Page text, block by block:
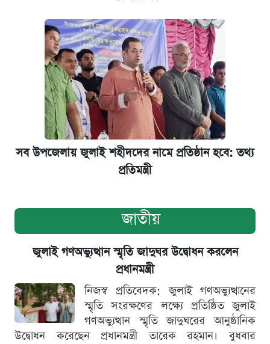
সব উপজেলায় জুলাই শহীদদের নামে প্রতিষ্ঠান হবে: তথ্য
প্রতিমন্ত্রী
জাতীয়
জুলাই গণঅভ্যুত্থান স্মৃতি জাদুঘর উদ্বোধন করলেন
প্রধানমন্ত্রী
নিজস্ব প্রতিবেদক: জুলাই গণঅভ্যুত্থানের
স্মৃতি সংরক্ষণের লক্ষ্যে প্রতিষ্ঠিত জুলাই
গণঅভ্যুত্থান স্মৃতি জাদুঘরের আনুষ্ঠানিক
উদ্বোধন করেছেন প্রধানমন্ত্রী তারেক রহমান। বুধবার